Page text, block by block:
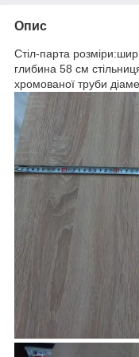
Опис
Стіл-парта
глибина 58 см
хромованої труби